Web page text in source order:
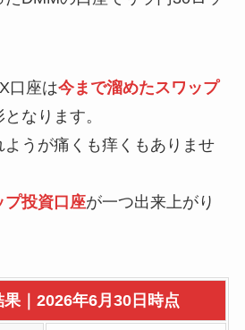
口座は今まで溜めたスワップ
なります。
うが痛くも痒くもありませ
プ投資口座が一つ出来上がり
果｜2026年6月30日時点